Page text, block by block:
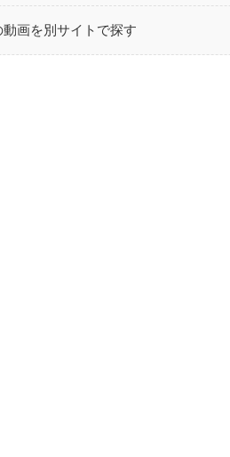
画を別サイトで探す